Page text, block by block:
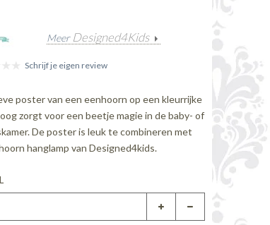
Meer Designed4Kids
Schrijf je eigen review
poster van een eenhoorn op een kleurrijke
zorgt voor een beetje magie in de baby- of
De poster is leuk te combineren met
hanglamp van Designed4kids.